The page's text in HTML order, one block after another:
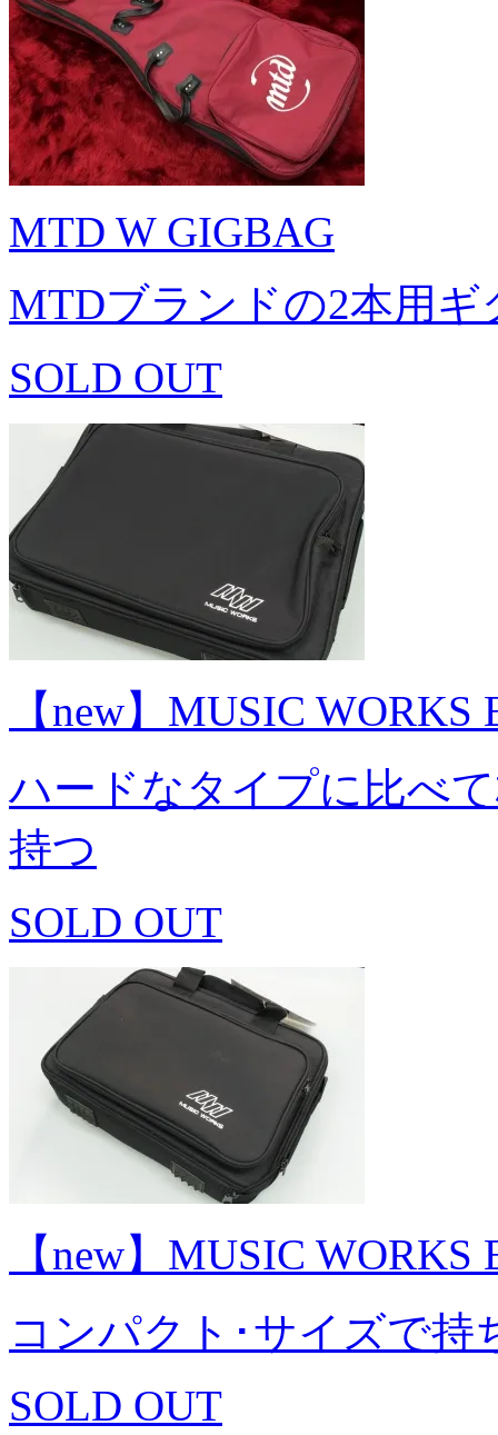
MTD W GIGBAG
MTDブランドの2本用ギ
SOLD OUT
【new】MUSIC
ハードなタイプに比べ
持つ
SOLD OUT
【new】MUSIC WORKS
コンパクト･サイズで持
SOLD OUT